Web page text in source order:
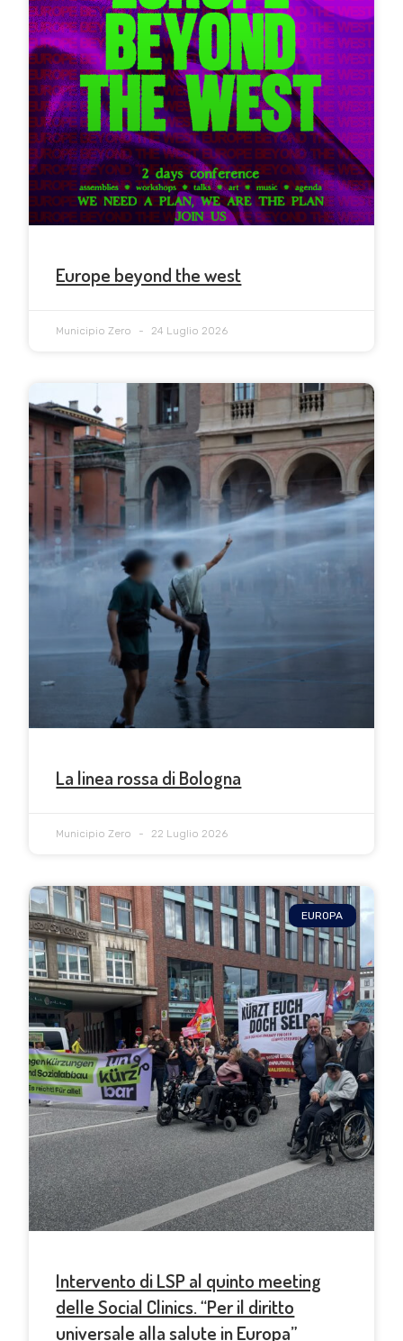
Europe beyond the west
Municipio Zero 24 Luglio 2026
La linea rossa di Bologna
Municipio Zero 22 Luglio 2026
EUROPA
Intervento di LSP al quinto meeting
delle Social Clinics. “Per il diritto
universale alla salute in Europa”